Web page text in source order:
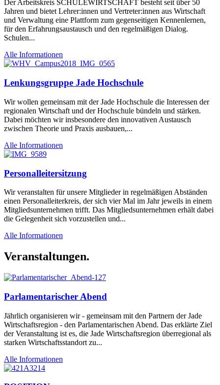
Der Arbeitskreis SCHULEWIRTSCHAFT besteht seit über 50
Jahren und bietet Lehrer:innen und Vertreter:innen aus Wirtschaft
und Verwaltung eine Plattform zum gegenseitigen Kennenlernen,
für den Erfahrungsaustausch und den regelmäßigen Dialog.
Schulen...
Alle Informationen
Lenkungsgruppe Jade Hochschule
Wir wollen gemeinsam mit der Jade Hochschule die Interessen der
regionalen Wirtschaft und der Hochschule bündeln und stärken.
Dabei möchten wir insbesondere den innovativen Austausch
zwischen Theorie und Praxis ausbauen,...
Alle Informationen
Personalleitersitzung
Wir veranstalten für unsere Mitglieder in regelmäßigen Abständen
einen Personalleiterkreis, der sich vier Mal im Jahr jeweils in einem
Mitgliedsunternehmen trifft. Das Mitgliedsunternehmen erhält dabei
die Gelegenheit sich vorzustellen und...
Alle Informationen
Veranstaltungen.
Parlamentarischer Abend
Jährlich organisieren wir - gemeinsam mit den Partnern der Jade
Wirtschaftsregion - den Parlamentarischen Abend. Das erklärte Ziel
der Veranstaltung ist es, die Jade Wirtschaftsregion überregional als
starken Wirtschaftsstandort zu...
Alle Informationen